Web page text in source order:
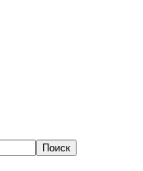
Поиск